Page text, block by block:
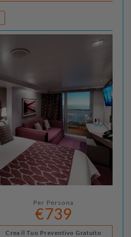
Per Persona
€739
Crea il Tuo Preventivo Gratuito